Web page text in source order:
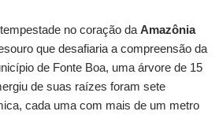
no coração da Amazônia
que desafiaria a compreensão da
de Fonte Boa, uma árvore de 15
de suas raízes foram sete
cada uma com mais de um metro